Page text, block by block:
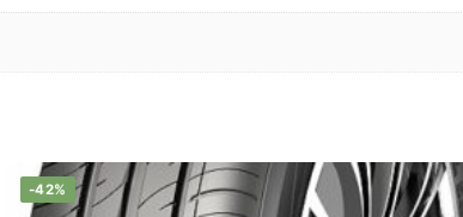
-42%